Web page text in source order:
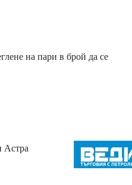
на пари в брой да се